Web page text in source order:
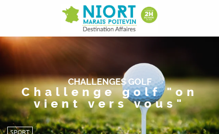
principal
CHALLENGES GOLF
Challenge golf "on
vient vers vous"